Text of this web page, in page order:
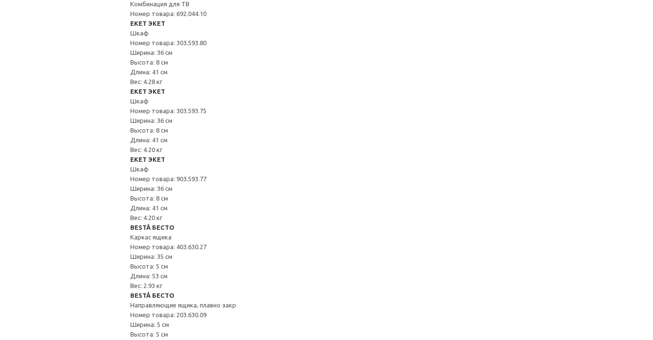
Комбинация для ТВ
Номер товара: 692.044.10
EKET ЭКЕТ
Шкаф
Номер товара: 303.593.80
Ширина: 36 см
Высота: 8 см
Длина: 41 см
Вес: 4.28 кг
EKET ЭКЕТ
Шкаф
Номер товара: 303.593.75
Ширина: 36 см
Высота: 8 см
Длина: 41 см
Вес: 4.20 кг
EKET ЭКЕТ
Шкаф
Номер товара: 903.593.77
Ширина: 36 см
Высота: 8 см
Длина: 41 см
Вес: 4.20 кг
BESTÅ БЕСТО
Каркас ящика
Номер товара: 403.630.27
Ширина: 35 см
Высота: 5 см
Длина: 53 см
Вес: 2.93 кг
BESTÅ БЕСТО
Направляющие ящика, плавно закр
Номер товара: 203.630.09
Ширина: 5 см
Высота: 5 см